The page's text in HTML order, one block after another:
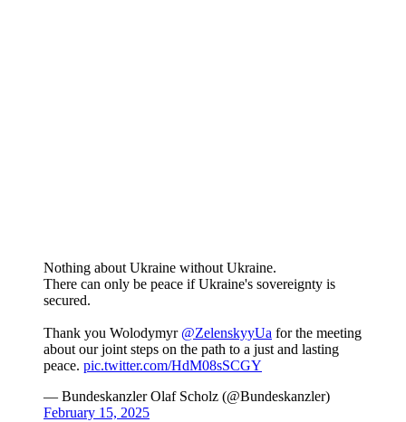
Nothing about Ukraine without Ukraine.
There can only be peace if Ukraine's sovereignty is
secured.
Thank you Wolodymyr @ZelenskyyUa for the meeting
about our joint steps on the path to a just and lasting
peace. pic.twitter.com/HdM08sSCGY
— Bundeskanzler Olaf Scholz (@Bundeskanzler)
February 15, 2025